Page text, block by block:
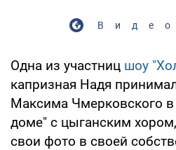
Одна из участниц шоу
капризная Надя
Максима Чмерковского в
доме" с цыганским
свои фото в своей